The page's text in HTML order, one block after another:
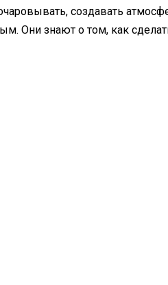
создавать
Они знают о том, как